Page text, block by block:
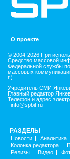
О проекте
© 2004-2026 При
Средство массовой
Федеральной службы
массовых
г.).
Учредитель СМИ
Главный редактор
Телефон и адрес
info@spbit.ru
РАЗДЕЛЫ
Новости Аналитика
Колонка редактора
Релизы
Видео